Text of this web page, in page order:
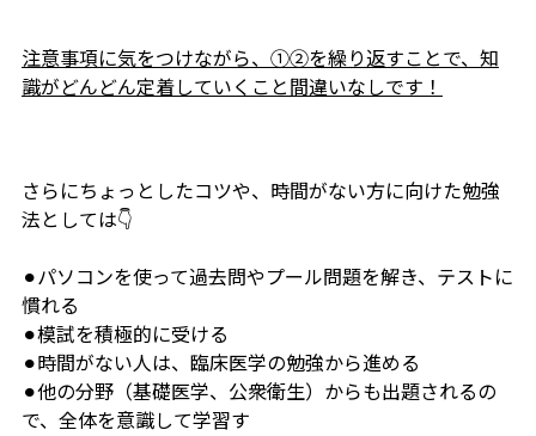
注意事項に気をつけながら、①②を繰り返すことで、知
識がどんどん定着していくこと間違いなしです！
さらにちょっとしたコツや、時間がない方に向けた勉強
法としては👇
⚫︎パソコンを使って過去問やプール問題を解き、テストに
慣れる
⚫︎模試を積極的に受ける
⚫︎時間がない人は、臨床医学の勉強から進める
⚫︎他の分野（基礎医学、公衆衛生）からも出題されるの
で、全体を意識して学習す